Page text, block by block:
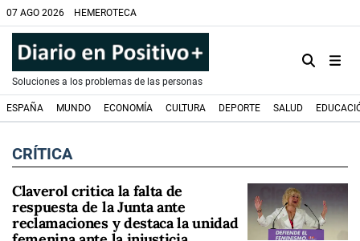
07 AGO 2026 HEMEROTECA
Soluciones a los problemas de las personas
ESPAÑA MUNDO ECONOMÍA CULTURA DEPORTE SALUD
CRÍTICA
Claverol critica la falta de
respuesta de la Junta ante
reclamaciones y destaca la unidad